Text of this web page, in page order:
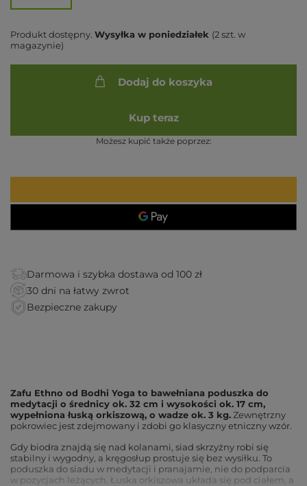
Produkt dostępny Wysyłka w poniedziałek (2 szt. w
magazynie)
Dodaj do koszyka
Kup teraz
Możesz kupić także poprzez:
Darmowa i szybka dostawa od 100 zł
30 dni na łatwy zwrot
Bezpieczne zakupy
Zafu Ethno od Bodhi Yoga to bawełniana poduszka do
medytacji o średnicy ok. 32 cm i wysokości ok. 17 cm,
wypełniona łuską orkiszową, o wadze ok. 3 kg.Zewnętrzny
pokrowiec jest zdejmowany i zdobi go klasyczny etniczny wzór.
Gdy biodra znajdą się nad kolanami, siad skrzyżny robi się
stabilny i wygodny, a kręgosłup prostuje się bez wysiłku. To
poduszka do siadu w medytacji i pranajamie, nie do podparcia
w pozycjach leżących. Łuska orkiszowa układa się pod ciałem, a